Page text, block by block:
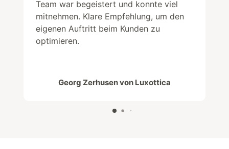
Team war begeistert und konnte viel
mitnehmen. Klare Empfehlung, um den
eigenen Auftritt beim Kunden zu
optimieren.
Georg Zerhusen von Luxottica